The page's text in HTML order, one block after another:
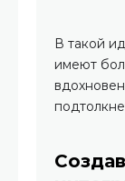
В такой
имеют